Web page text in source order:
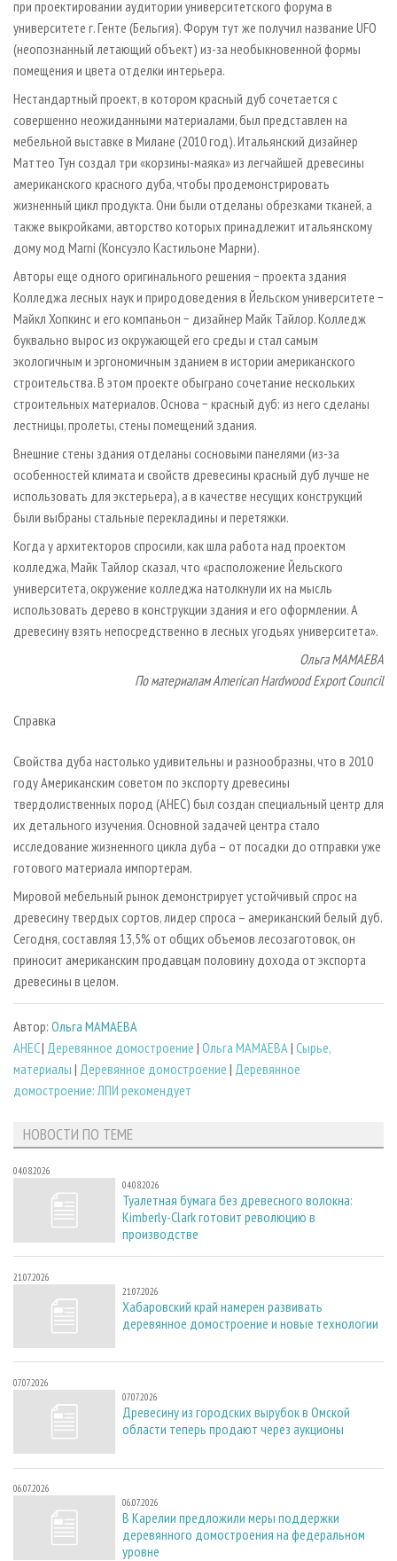
при проектировании аудитории университетского форума в
университете г. Генте (Бельгия). Форум тут же получил название UFO
(неопознанный летающий объект) из-за необыкновенной формы
помещения и цвета отделки интерьера.
Нестандартный проект, в котором красный дуб сочетается с
совершенно неожиданными материалами, был представлен на
мебельной выставке в Милане (2010 год). Итальянский дизайнер
Маттео Тун создал три «корзины-маяка» из легчайшей древесины
американского красного дуба, чтобы продемонстрировать
жизненный цикл продукта. Они были отделаны обрезками тканей, а
также выкройками, авторство которых принадлежит итальянскому
дому мод Marni (Консуэло Кастильоне Марни).
Авторы еще одного оригинального решения − проекта здания
Колледжа лесных наук и природоведения в Йельском университете −
Майкл Хопкинс и его компаньон − дизайнер Майк Тайлор. Колледж
буквально вырос из окружающей его среды и стал самым
экологичным и эргономичным зданием в истории американского
строительства. В этом проекте обыграно сочетание нескольких
строительных материалов. Основа − красный дуб: из него сделаны
лестницы, пролеты, стены помещений здания.
Внешние стены здания отделаны сосновыми панелями (из-за
особенностей климата и свойств древесины красный дуб лучше не
использовать для экстерьера), а в качестве несущих конструкций
были выбраны стальные перекладины и перетяжки.
Когда у архитекторов спросили, как шла работа над проектом
колледжа, Майк Тайлор сказал, что «расположение Йельского
университета, окружение колледжа натолкнули их на мысль
использовать дерево в конструкции здания и его оформлении. А
древесину взять непосредственно в лесных угодьях университета».
Ольга МАМАЕВА
По материалам American Hardwood Export Council
Справка
Свойства дуба настолько удивительны и разнообразны, что в 2010
году Американским советом по экспорту древесины
твердолиственных пород (AHEC) был создан специальный центр для
их детального изучения. Основной задачей центра стало
исследование жизненного цикла дуба – от посадки до отправки уже
готового материала импортерам.
Мировой мебельный рынок демонстрирует устойчивый спрос на
древесину твердых сортов, лидер спроса – американский белый дуб.
Сегодня, составляя 13,5% от общих объемов лесозаготовок, он
приносит американским продавцам половину дохода от экспорта
древесины в целом.
Автор: Ольга МАМАЕВА
AHEC| Деревянное домостроение | Ольга МАМАЕВА | Сырье,
материалы | Деревянное домостроение | Деревянное
домостроение: ЛПИ рекомендует
НОВОСТИ ПО ТЕМЕ
04.08.2026
04.08.2026
Туалетная бумага без древесного волокна:
Kimberly-Clark готовит революцию в
производстве
21.07.2026
21.07.2026
Хабаровский край намерен развивать
деревянное домостроение и новые технологии
07.07.2026
07.07.2026
Древесину из городских вырубок в Омской
области теперь продают через аукционы
06.07.2026
06.07.2026
В Карелии предложили меры поддержки
деревянного домостроения на федеральном
уровне